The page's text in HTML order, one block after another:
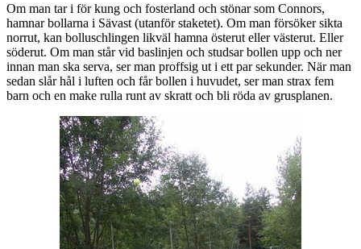
Om man tar i för kung och fosterland och stönar som Connors,
hamnar bollarna i Sävast (utanför staketet). Om man försöker sikta
norrut, kan bolluschlingen likväl hamna österut eller västerut. Eller
söderut. Om man står vid baslinjen och studsar bollen upp och ner
innan man ska serva, ser man proffsig ut i ett par sekunder. När man
sedan slår hål i luften och får bollen i huvudet, ser man strax fem
barn och en make rulla runt av skratt och bli röda av grusplanen.